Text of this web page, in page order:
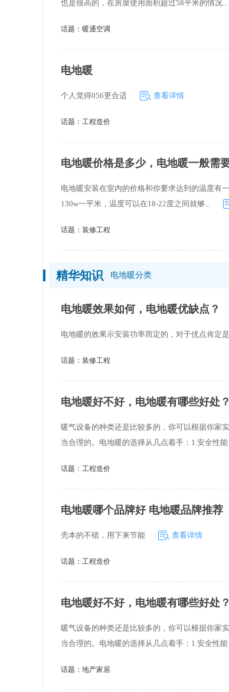
也是很高的，在房屋使用面积超过58平米的情况...
话题： 暖通空调
电地暖
个人觉得056更合适 查看详情
话题： 工程造价
电地暖价格是多少，电地暖一般需
电地暖安装在室内的价格和你要求达到的温度有
130w一平米，温度可以在18-22度之间就够...
话题： 装修工程
精华知识 电地暖分类
电地暖效果如何，电地暖优缺点？
电地暖的效果示安装功率而定的，对于优点肯定
话题： 装修工程
电地暖好不好，电地暖有哪些好处？
暖气设备的种类还是比较多的，你可以根据你家
当合理的。电地暖的选择从几点着手：1.安全性能
话题： 工程造价
电地暖哪个品牌好 电地暖品牌推荐
壳本的不错，用下来节能 查看详情
话题： 工程造价
电地暖好不好，电地暖有哪些好处？
暖气设备的种类还是比较多的，你可以根据你家
当合理的。电地暖的选择从几点着手：1.安全性能
话题： 地产家居